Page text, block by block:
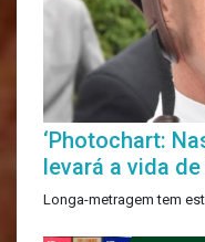
‘Photochart:
levará a vida
Longa-metragem tem